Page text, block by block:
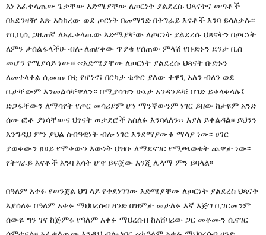
እነ አፈቀላጤው ጌታቸው እድሜያቸው ለጦርነት ያልደረሱ ህጻናትና ወጣቶች
በአደንዛዥ እጽ አስክረው ወደ ጦርነት በመማገድ በትግራይ እናቶች እንባ ይሳለቃሉ፡፡
የቢቢሲ ጋዜጠኛ ለአፈቀላጤው እድሜያቸው ለጦርነት ያልደረሱ ህጻናትን በጦርነት
ለምን ታሰልፋላችሁ ብሎ ለጠየቀው ጥያቄ የሰጠው ምላሽ የቡድኑን ደንታ ቢስ
መሆን የሚያሳይ ነው። ‹‹እድሜያቸው ለጦርነት ያልደረሱ ህጻናት ቡድኑን
ለመቀላቀል ሲመጡ በቂ የሆነና፣ በርካታ ቁጥር ያለው ተዋጊ አለን ብለን ወደ
ቤታቸውም እንመልሳቸዋለን። በሚያሳዝን ሁኔታ አንዳንዶቹ በግድ ይቀላቀላሉ፤
ድጋፋቸውን ለማሳየት የጦር መሳሪያም ሆነ ማንኛውንም ነገር ይዘው ከታዩም አንድ
ሰው ፎቶ ያነሳቸውና ህፃናት ወታደሮች አሰለፉ እንባላለን›› እያለ ይቀልዳል፡፡ ይህንን
እንግዲህ ምን ያህል ሰብዓዊነት ብሎ ነገር እንደማያውቁ ማሳያ ነው፡፡ ሀገር
ያወቀውን ፀሀይ የሞቀውን እውነት ህዝቡ ለማደናገር የሚጫወቱት ጨዋታ ነው፡፡
የትግራይ እናቶች እንባ እሳት ሆኖ ይፍጀው እንጂ ሌላማ ምን ይባላል፡፡
በዓለም አቀፉ የወንጀል ህግ ላይ የተደነገገው እድሜያቸው ለጦርነት ያልደረስ ህጻናት
እያሰለፉ በዓለም አቀፉ ማህበረስብ ዘንድ በዝምታ መታለፉ እኛ እጅግ ቢገርመንም
ሰውዬ ግን ገና ከጅምሩ የዓለም አቀፉ ማህረሰብ ከአሸባሪው ጋር መቆሙን ሲናገር